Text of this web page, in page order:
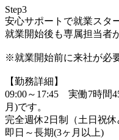
Step3
安心サポートで就業スタ
就業開始後も専属担当者
※就業開始前に来社が必
【勤務詳細】
09:00～17:45 実働7時間
月)です。
完全週休2日制（土日祝休
即日～長期(3ヶ月以上)